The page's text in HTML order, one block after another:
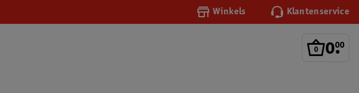
Winkels Klantenservice
0.
00